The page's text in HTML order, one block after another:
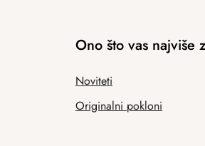
Ono što vas najviše
Noviteti
Originalni pokloni